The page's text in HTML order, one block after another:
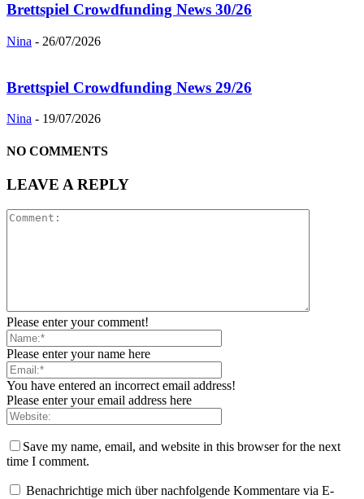
Brettspiel Crowdfunding News 30/26
Nina - 26/07/2026
Brettspiel Crowdfunding News 29/26
Nina - 19/07/2026
NO COMMENTS
LEAVE A REPLY
Please enter your comment!
Please enter your name here
You have entered an incorrect email address!
Please enter your email address here
Save my name, email, and website in this browser for the next
time I comment.
Benachrichtige mich über nachfolgende Kommentare via E-